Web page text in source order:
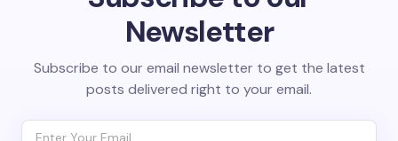
Newsletter
Subscribe to our email newsletter to get the latest
posts delivered right to your email.